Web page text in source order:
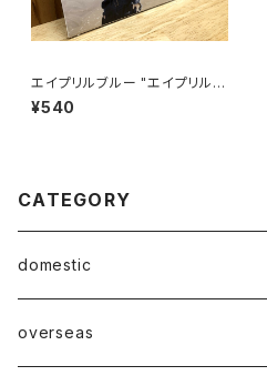
エイプリルブルー "エイプリルブ
ルーEP"
¥540
CATEGORY
domestic
Mabase Records[マバセレコーズ]
overseas